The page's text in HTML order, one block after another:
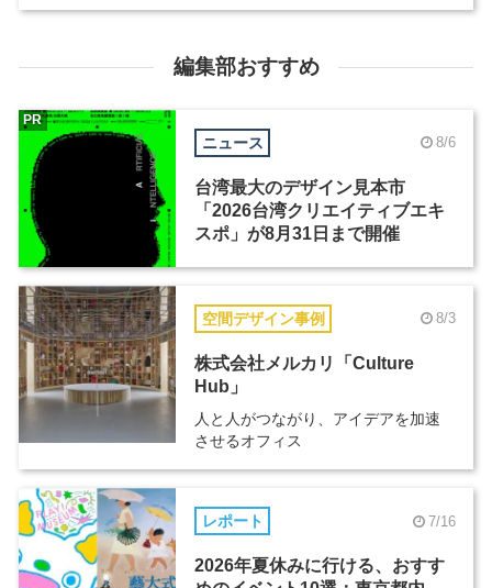
編集部おすすめ
ニュース 8/6
台湾最大のデザイン見本市
「2026台湾クリエイティブエキ
スポ」が8月31日まで開催
PR
空間デザイン事例 8/3
株式会社メルカリ「Culture
Hub」
人と人がつながり、アイデアを加速
させるオフィス
レポート 7/16
2026年夏休みに行ける、おすす